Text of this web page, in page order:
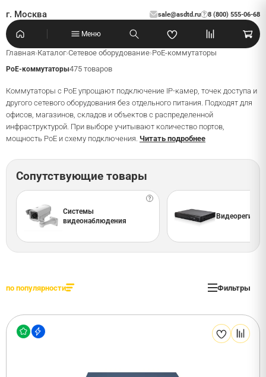
г. Москва sale@asdtd.ru 8 (800) 555-06-68
?
Меню
Главная›Каталог›Сетевое оборудование›PoE-коммутаторы
PoE-коммутаторы475 товаров
Коммутаторы с PoE упрощают подключение IP-камер, точек доступа и
другого сетевого оборудования без отдельного питания. Подходят для
офисов, магазинов, складов и объектов с распределенной
инфраструктурой. При выборе учитывают количество портов,
мощность PoE и схему подключения. Читать подробнее
Сопутствующие товары
Системы
видеонаблюдения
по популярности Фильтры